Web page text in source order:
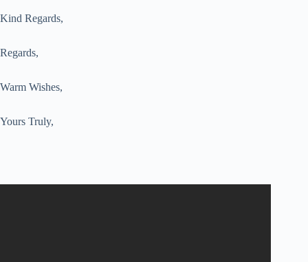
Kind Regards,
Regards,
Warm Wishes,
Yours Truly,